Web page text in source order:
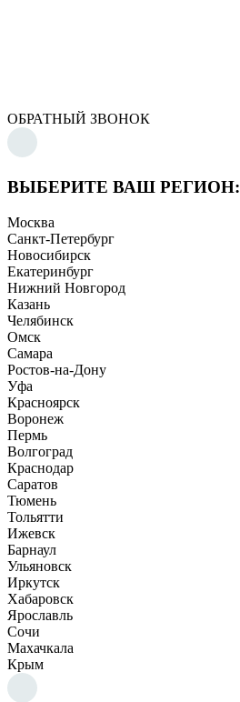
ОБРАТНЫЙ ЗВОНОК
ВЫБЕРИТЕ ВАШ РЕГИОН:
Москва
Санкт-Петербург
Новосибирск
Екатеринбург
Нижний Новгород
Казань
Челябинск
Омск
Самара
Ростов-на-Дону
Уфа
Красноярск
Воронеж
Пермь
Волгоград
Краснодар
Саратов
Тюмень
Тольятти
Ижевск
Барнаул
Ульяновск
Иркутск
Хабаровск
Ярославль
Сочи
Махачкала
Крым